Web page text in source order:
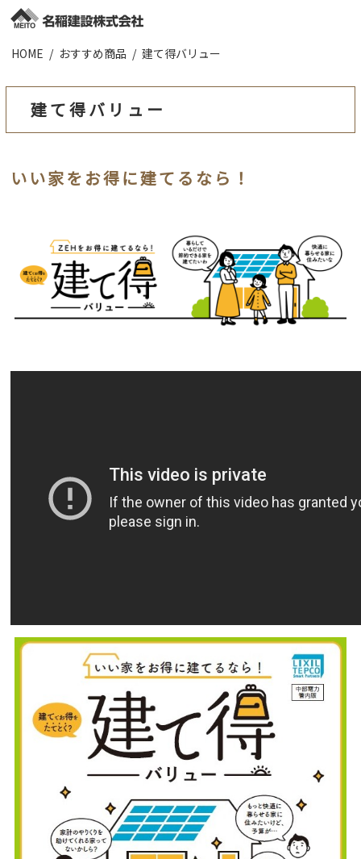
お知らせ
業者様へ
採用情報
お問合わせ
HOME おすすめ商品 建て得バリュー
建て得バリュー
いい家をお得に建てるなら！